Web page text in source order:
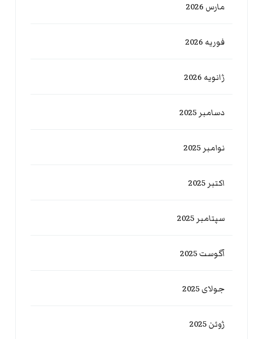
مارس 2026
فوریه 2026
ژانویه 2026
دسامبر 2025
نوامبر 2025
اکتبر 2025
سپتامبر 2025
آگوست 2025
جولای 2025
ژوئن 2025